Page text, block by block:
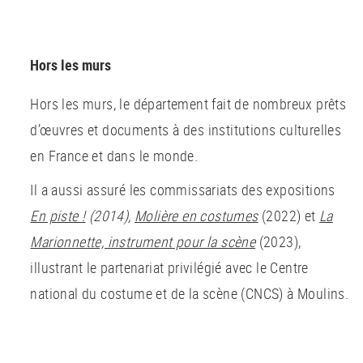
Hors les murs
Hors les murs, le département fait de nombreux prêts
d’œuvres et documents à des institutions culturelles
en France et dans le monde.
Il a aussi assuré les commissariats des expositions
En piste !(2014), Molière en costumes(2022) et La
Marionnette, instrument pour la scène(2023),
illustrant le partenariat privilégié avec le Centre
national du costume et de la scène (CNCS) à Moulins.